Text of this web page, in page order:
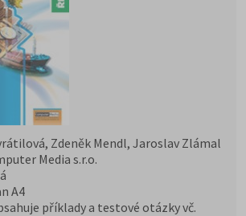
Zdeněk Mendl, Jaroslav Zlámal
Media s.r.o.
A4
příklady a testové otázky vč.